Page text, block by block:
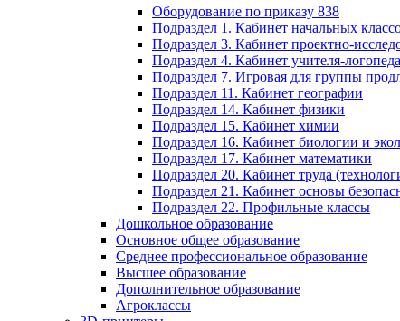
Оборудование по приказу 838
Подраздел 1. Кабинет начальных
Подраздел 3. Кабинет проектно-
Подраздел 4. Кабинет учителя-
Подраздел 7. Игровая для группы
Подраздел 11. Кабинет географии
Подраздел 14. Кабинет физики
Подраздел 15. Кабинет химии
Подраздел 16. Кабинет биологии и
Подраздел 17. Кабинет математики
Подраздел 20. Кабинет труда
Подраздел 21. Кабинет основы
Подраздел 22. Профильные классы
Дошкольное образование
Основное общее образование
Среднее профессиональное образование
Высшее образование
Дополнительное образование
Агроклассы